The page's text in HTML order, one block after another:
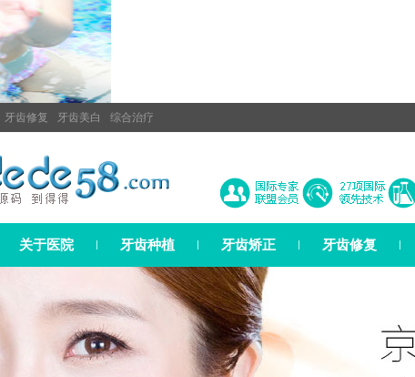
牙齿修复 牙齿美白 综合治疗
关于医院 牙齿种植 牙齿矫正 牙齿修复